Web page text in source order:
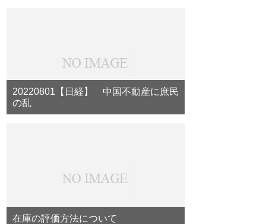
20220801【日経】 中国不動産に庶民
の乱
在庫の評価方法について